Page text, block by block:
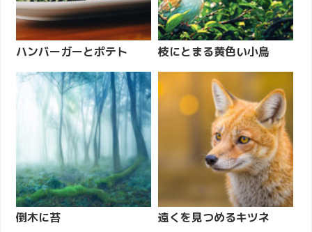
ハンバーガーとポテト 枝にとまる黄色い小鳥
倒木に苔 遠くを見つめるキツネ